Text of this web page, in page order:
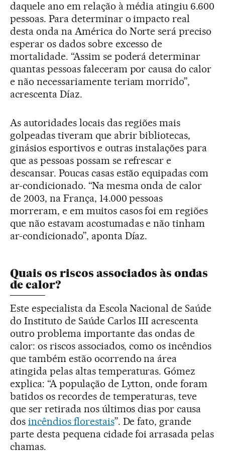
daquele ano em relação à média atingiu 6.600
pessoas. Para determinar o impacto real
desta onda na América do Norte será preciso
esperar os dados sobre excesso de
mortalidade. “Assim se poderá determinar
quantas pessoas faleceram por causa do calor
e não necessariamente teriam morrido”,
acrescenta Díaz.
As autoridades locais das regiões mais
golpeadas tiveram que abrir bibliotecas,
ginásios esportivos e outras instalações para
que as pessoas possam se refrescar e
descansar. Poucas casas estão equipadas com
ar-condicionado. “Na mesma onda de calor
de 2003, na França, 14.000 pessoas
morreram, e em muitos casos foi em regiões
que não estavam acostumadas e não tinham
ar-condicionado”, aponta Díaz.
Quais os riscos associados às ondas
de calor?
Este especialista da Escola Nacional de Saúde
do Instituto de Saúde Carlos III acrescenta
outro problema importante das ondas de
calor: os riscos associados, como os incêndios
que também estão ocorrendo na área
atingida pelas altas temperaturas. Gómez
explica: “A população de Lytton, onde foram
batidos os recordes de temperaturas, teve
que ser retirada nos últimos dias por causa
dos incêndios florestais”. De fato, grande
parte desta pequena cidade foi arrasada pelas
chamas.